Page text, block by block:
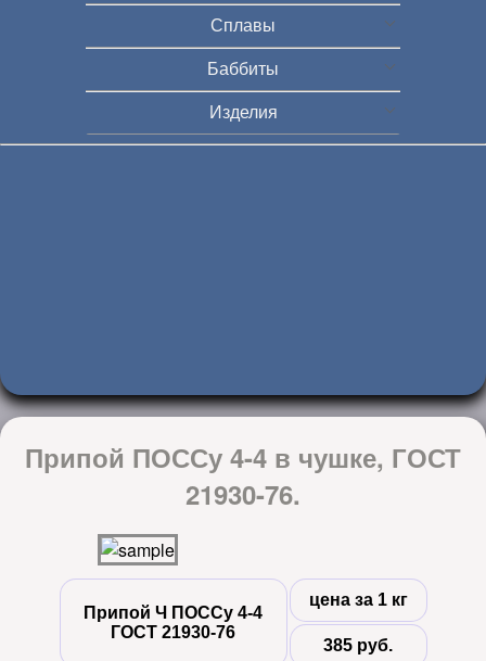
Сплавы
Баббиты
Изделия
Припой ПОССу 4-4 в чушке, ГОСТ
21930-76.
Припой Ч ПОССу 4-4
ГОСТ 21930-76
цена за 1 кг
385 руб.